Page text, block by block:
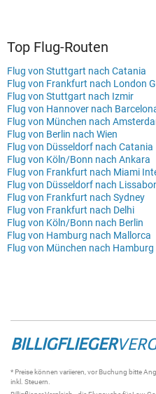
Top Flug-Routen
Flug von Stuttgart nach Catania
Flug von Frankfurt nach London
Flug von Stuttgart nach Izmir
Flug von Hannover nach
Flug von München nach
Flug von Berlin nach Wien
Flug von Düsseldorf nach Catania
Flug von Köln/Bonn nach Ankara
Flug von Frankfurt nach Miami
Flug von Düsseldorf nach
Flug von Frankfurt nach Sydney
Flug von Frankfurt nach Delhi
Flug von Köln/Bonn nach Berlin
Flug von Hamburg nach Mallorca
Flug von München nach Hamburg
BILLIGFLIEGER
* Preise können variieren, vor Buchung bitte
inkl. Steuern.